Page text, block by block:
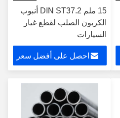
15 ملم DIN ST37.2 أنبوب
الكربون الصلب لقطع غيار
السيارات
احصل على أفضل سعر